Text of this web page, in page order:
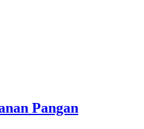
Pangan